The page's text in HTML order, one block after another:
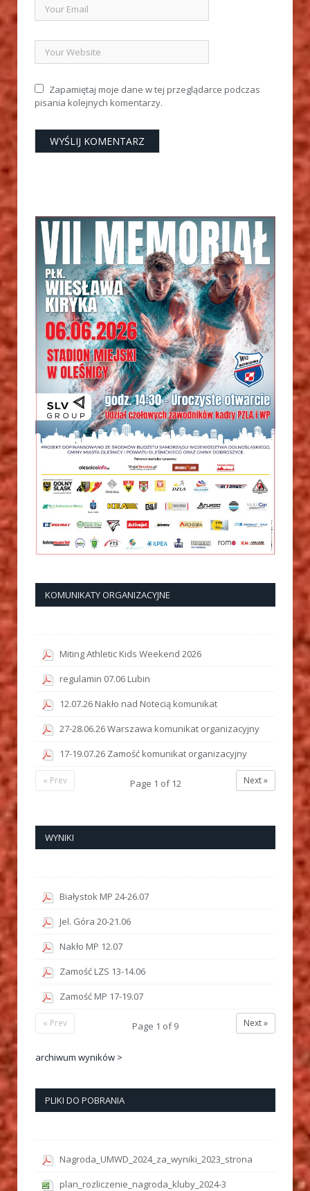
Zapamiętaj moje dane w tej przeglądarce podczas
pisania kolejnych komentarzy.
KOMUNIKATY ORGANIZACYJNE
Miting Athletic Kids Weekend 2026
regulamin 07.06 Lubin
12.07.26 Nakło nad Notecią komunikat
27-28.06.26 Warszawa komunikat organizacyjny
17-19.07.26 Zamość komunikat organizacyjny
Next »
Page 1 of12
« Prev
WYNIKI
Białystok MP 24-26.07
Jel. Góra 20-21.06
Nakło MP 12.07
Zamość LZS 13-14.06
Zamość MP 17-19.07
Next »
Page 1 of9
« Prev
archiwum wyników >
PLIKI DO POBRANIA
Nagroda_UMWD_2024_za_wyniki_2023_strona
plan_rozliczenie_nagroda_kluby_2024-3